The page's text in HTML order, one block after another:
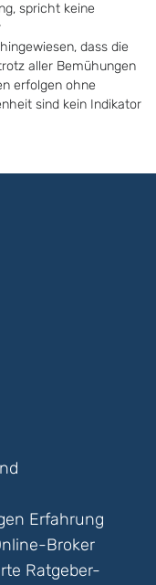
spricht keine
dass die
aller Bemühungen
erfolgen ohne
sind kein Indikator
Erfahrung
Broker
Ratgeber-